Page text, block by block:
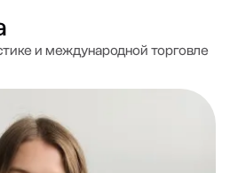
и международной торговле